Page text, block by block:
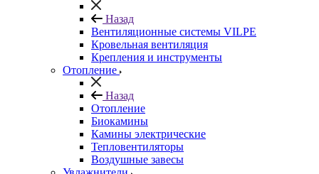
Назад
Вентиляционные системы VILPE
Кровельная вентиляция
Крепления и инструменты
Отопление
Назад
Отопление
Биокамины
Камины электрические
Тепловентиляторы
Воздушные завесы